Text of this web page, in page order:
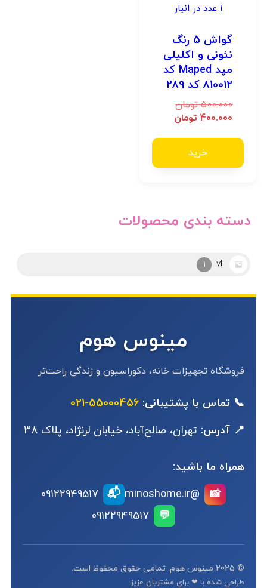
1 عدد در انبار
گواش 5 رنگ
نئونی و اکلیلی
مپد Maped کد
810012 کد 289
500.000 تومان
400.000 تومان
خرید
دسته بندی محصولات
vl
1
مینوس هوم
فروشگاه تجهیزات خانه، دکوراسیون و زندگی راحت‌تر
📞 تماس با پشتیبانی: 55000456-021
📍 آدرس: تهران، صالح‌آباد، خیابان لرنژاد، پلاک 38
همراه ما باشید:
📸
@minoshome.ir
📬
09122949517
💬
09122949517
© 2025 مینوس هوم. تمامی حقوق محفوظ است.
طراحی شده با ❤ برای مشتریان عزیز